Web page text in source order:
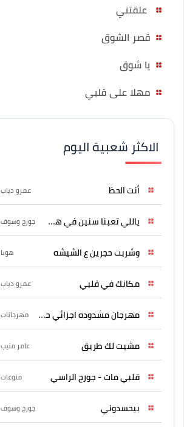
علقتني
قصر الشوق
يا شوق
مهلا على قلبي
الاكثر شعبية اليوم
أنت الحظ عمرو دياب
ياللي تعبنا سنين في هواه جورج وسوف
وشربت حجرين ع الشيشه هوبا
مكانك في قلبي عمرو دياب
مهرجان مشدوده اجزائي حربونى مهرجانات
مشيت لك طريق عامر منيب
قلبي مات - جورج الراسي منوعات
بيحسدوني جورج وسوف